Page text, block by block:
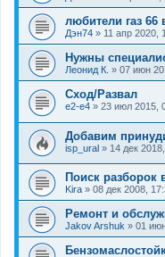
любители газ 66
Дэн74 » 11 апр 2020,
Нужны
Леонид К. » 07 июн
Сход/Развал
e2-e4 » 23 июл 2015,
Добавим
isp_ural » 14 дек
Поиск разборок
Kira » 08 дек 2008,
Ремонт и
Jakov Arshuk » 01